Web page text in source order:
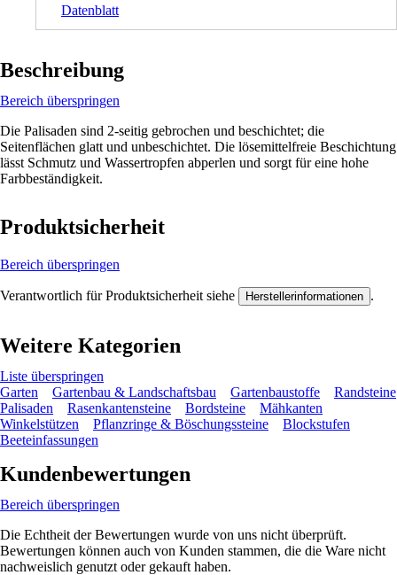
Datenblatt
Beschreibung
Bereich überspringen
Die Palisaden sind 2-seitig gebrochen und beschichtet; die
Seitenflächen glatt und unbeschichtet. Die lösemittelfreie Beschichtung
lässt Schmutz und Wassertropfen abperlen und sorgt für eine hohe
Farbbeständigkeit.
Produktsicherheit
Bereich überspringen
Verantwortlich für Produktsicherheit siehe Herstellerinformationen .
Weitere Kategorien
Liste überspringen
Garten
Gartenbau & Landschaftsbau Gartenbaustoffe
Randsteine
Palisaden
Rasenkantensteine Bordsteine
Mähkanten
Winkelstützen
Pflanzringe & Böschungssteine
Blockstufen
Beeteinfassungen
Kundenbewertungen
Bereich überspringen
Die Echtheit der Bewertungen wurde von uns nicht überprüft.
Bewertungen können auch von Kunden stammen, die die Ware nicht
nachweislich genutzt oder gekauft haben.